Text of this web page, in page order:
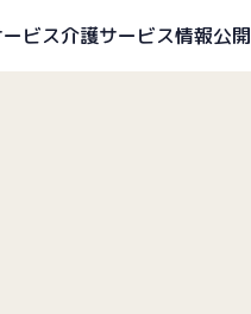
ビス介護サービス情報公開